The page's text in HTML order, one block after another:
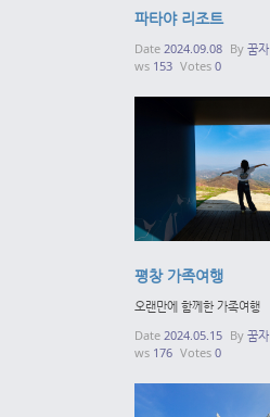
파타야 리조트
Date 2024.09.08 By 꿈자
ws 153 Votes 0
평창 가족여행
오랜만에 함께한 가족여행
Date 2024.05.15 By 꿈자
ws 176 Votes 0